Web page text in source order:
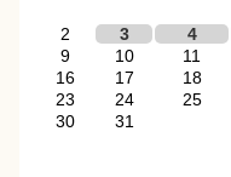
2
3 4
9
10 11
16
17 18
23
24 25
30
31